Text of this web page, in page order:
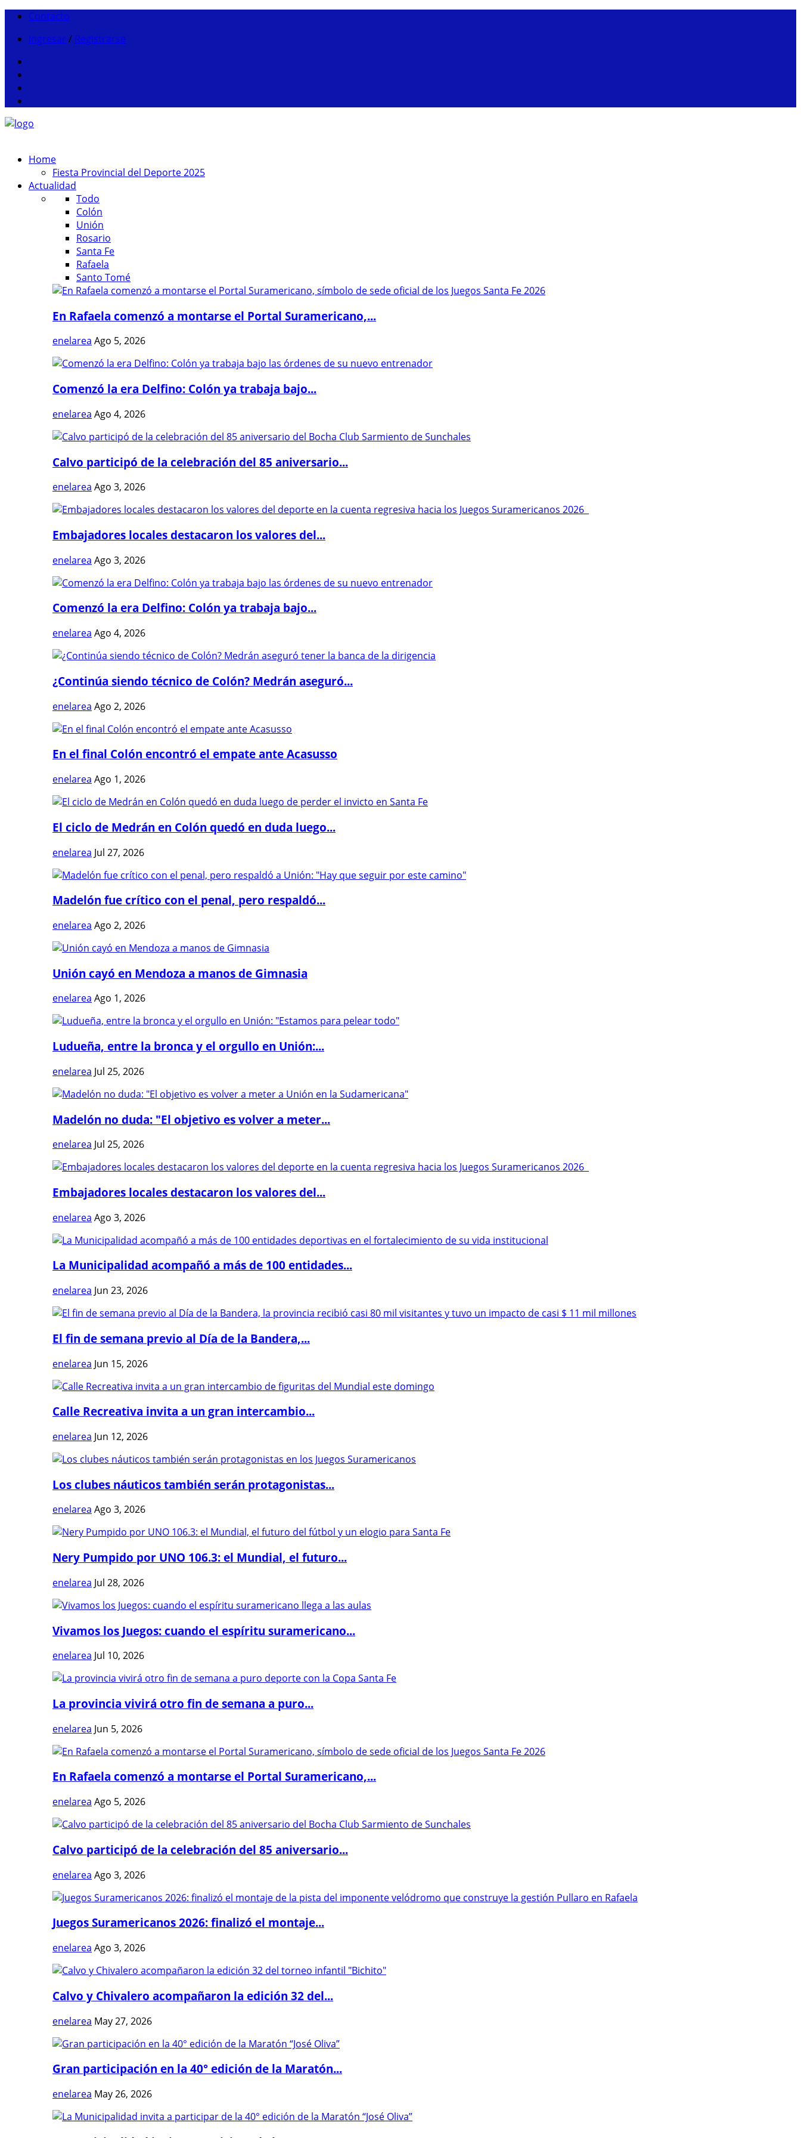
Contacto
Ingresar / Registrarse
Home
Fiesta Provincial del Deporte 2025
Actualidad
Todo
Colón
Unión
Rosario
Santa Fe
Rafaela
Santo Tomé
En Rafaela comenzó a montarse el Portal Suramericano,...
enelarea Ago 5, 2026
Comenzó la era Delfino: Colón ya trabaja bajo...
enelarea Ago 4, 2026
Calvo participó de la celebración del 85 aniversario...
enelarea Ago 3, 2026
Embajadores locales destacaron los valores del...
enelarea Ago 3, 2026
Comenzó la era Delfino: Colón ya trabaja bajo...
enelarea Ago 4, 2026
¿Continúa siendo técnico de Colón? Medrán aseguró...
enelarea Ago 2, 2026
En el final Colón encontró el empate ante Acasusso
enelarea Ago 1, 2026
El ciclo de Medrán en Colón quedó en duda luego...
enelarea Jul 27, 2026
Madelón fue crítico con el penal, pero respaldó...
enelarea Ago 2, 2026
Unión cayó en Mendoza a manos de Gimnasia
enelarea Ago 1, 2026
Ludueña, entre la bronca y el orgullo en Unión:...
enelarea Jul 25, 2026
Madelón no duda: "El objetivo es volver a meter...
enelarea Jul 25, 2026
Embajadores locales destacaron los valores del...
enelarea Ago 3, 2026
La Municipalidad acompañó a más de 100 entidades...
enelarea Jun 23, 2026
El fin de semana previo al Día de la Bandera,...
enelarea Jun 15, 2026
Calle Recreativa invita a un gran intercambio...
enelarea Jun 12, 2026
Los clubes náuticos también serán protagonistas...
enelarea Ago 3, 2026
Nery Pumpido por UNO 106.3: el Mundial, el futuro...
enelarea Jul 28, 2026
Vivamos los Juegos: cuando el espíritu suramericano...
enelarea Jul 10, 2026
La provincia vivirá otro fin de semana a puro...
enelarea Jun 5, 2026
En Rafaela comenzó a montarse el Portal Suramericano,...
enelarea Ago 5, 2026
Calvo participó de la celebración del 85 aniversario...
enelarea Ago 3, 2026
Juegos Suramericanos 2026: finalizó el montaje...
enelarea Ago 3, 2026
Calvo y Chivalero acompañaron la edición 32 del...
enelarea May 27, 2026
Gran participación en la 40° edición de la Maratón...
enelarea May 26, 2026